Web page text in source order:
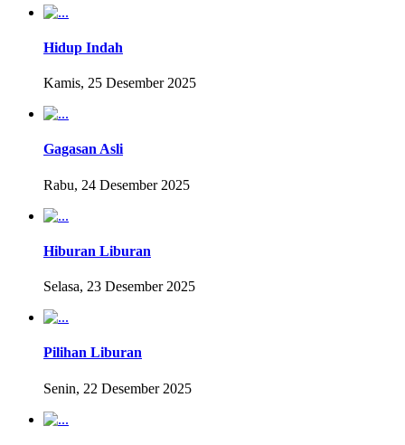
Hidup Indah
Kamis, 25 Desember 2025
Gagasan Asli
Rabu, 24 Desember 2025
Hiburan Liburan
Selasa, 23 Desember 2025
Pilihan Liburan
Senin, 22 Desember 2025